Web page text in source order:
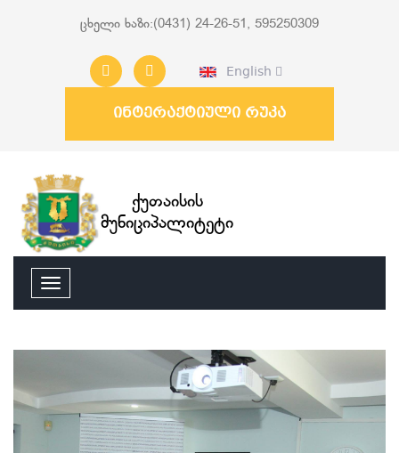
ცხელი ხაზი:(0431) 24-26-51, 595250309
English
ინტერაქტიული რუკა
ქუთაისის
მუნიციპალიტეტი